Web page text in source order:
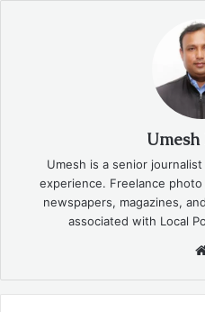
Umesh is a senior
experience. Freelance
newspapers, magazines,
associated with Local